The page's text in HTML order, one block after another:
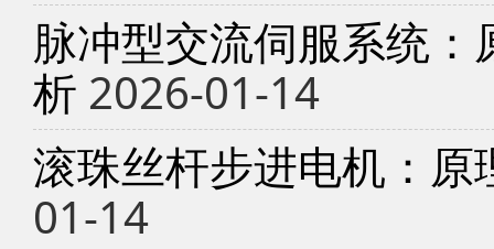
脉冲型交流伺服系统
析 2026-01-14
滚珠丝杆步进电机：
01-14